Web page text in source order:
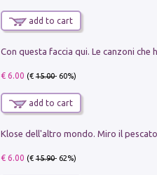
add to cart
€ 6.00 (€15.00- 60%)
add to cart
€ 6.00 (€15.90- 62%)